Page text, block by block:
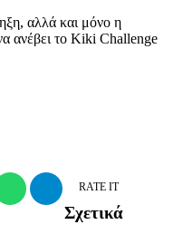
αλλά και μόνο η
ανέβει το Kiki Challenge
RATE IT
Σχετικά